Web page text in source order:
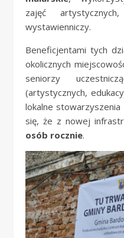
zajęć
wystawienniczy.
Beneficjentami tych
okolicznych
seniorzy
(artystycznych,
lokalne
się, że z nowej
osób rocznie.